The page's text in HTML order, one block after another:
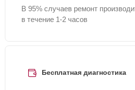
В 95% случаев ремонт
в течение 1-2 часов
Бесплатная диагностика